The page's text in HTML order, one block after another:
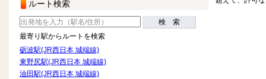
ルート検索
検 索
最寄り駅からルートを検索
砺波駅(JR西日本 城端線)
東野尻駅(JR西日本 城端線)
油田駅(JR西日本 城端線)